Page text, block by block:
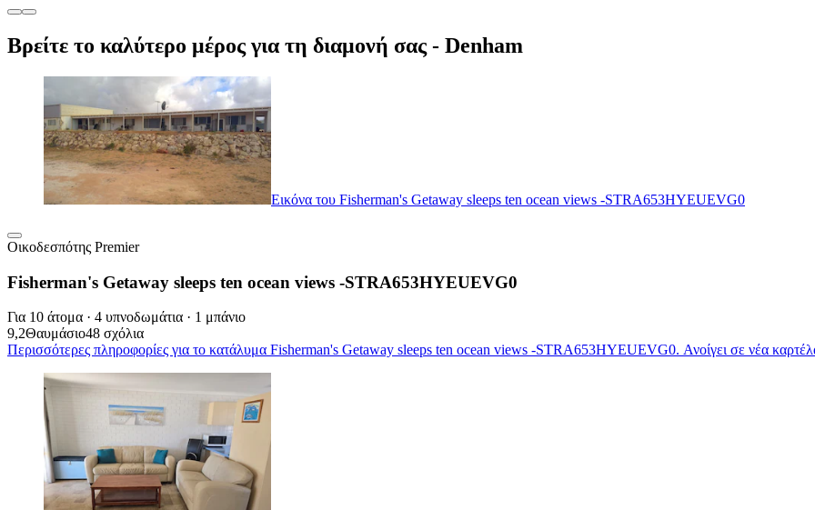
Βρείτε το καλύτερο μέρος για τη διαμονή σας - Denham
Εικόνα του Fisherman's Getaway sleeps ten ocean views -STRA653HYEUEVG0
Οικοδεσπότης Premier
Fisherman's Getaway sleeps ten ocean views -STRA653HYEUEVG0
Για 10 άτομα · 4 υπνοδωμάτια · 1 μπάνιο
9,2Θαυμάσιο48 σχόλια
Περισσότερες πληροφορίες για το κατάλυμα Fisherman's Getaway sleeps ten ocean views -STRA653HYEUEVG0. Ανοίγει σε νέα